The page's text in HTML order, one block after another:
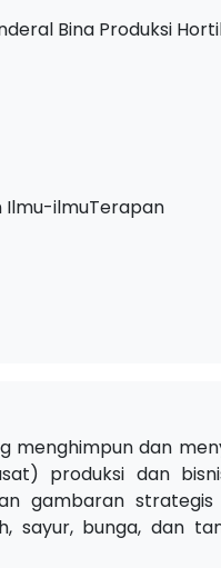
Bina Produksi
Ilmu-ilmuTerapan
menghimpun dan
produksi dan
gambaran
sayur, bunga, dan